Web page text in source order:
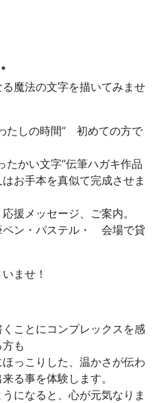
魔法の文字を描いてみませ
たしの時間” 初めての方で
たかい文字”伝筆ハガキ作品
お手本を真似て完成させま
援メッセージ、ご案内。
ペン・パステル・ 会場で貸
ませ！
ことにコンプレックスを感
も
ほっこりした、温かさが伝わ
る事を体験します。
になると、心が元気なりま